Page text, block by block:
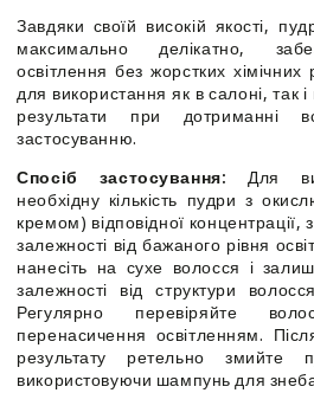
Завдяки своїй високій якості,
максимально делікатно,
освітлення без жорстких хімічних
для використання як в салоні, так
результати при дотриманні
застосуванню.
Спосіб застосування: Для
необхідну кількість пудри з
кремом) відповідної
залежності від бажаного рівня
нанесіть на сухе волосся і
залежності від структури
Регулярно перевіряйте
перенасичення освітленням.
результату ретельно змийте
використовуючи шампунь для